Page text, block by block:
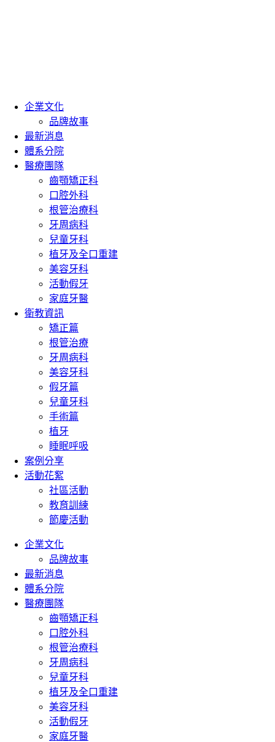
企業文化
品牌故事
最新消息
體系分院
醫療團隊
齒顎矯正科
口腔外科
根管治療科
牙周病科
兒童牙科
植牙及全口重建
美容牙科
活動假牙
家庭牙醫
衛教資訊
矯正篇
根管治療
牙周病科
美容牙科
假牙篇
兒童牙科
手術篇
植牙
睡眠呼吸
案例分享
活動花絮
社區活動
教育訓練
節慶活動
企業文化
品牌故事
最新消息
體系分院
醫療團隊
齒顎矯正科
口腔外科
根管治療科
牙周病科
兒童牙科
植牙及全口重建
美容牙科
活動假牙
家庭牙醫